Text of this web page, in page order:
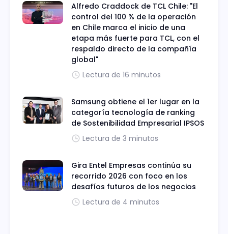
Alfredo Craddock de TCL Chile: "El
control del 100 % de la operación
en Chile marca el inicio de una
etapa más fuerte para TCL, con el
respaldo directo de la compañía
global"
Lectura de 16 minutos
Samsung obtiene el 1er lugar en la
categoría tecnología de ranking
de Sostenibilidad Empresarial IPSOS
Lectura de 3 minutos
Gira Entel Empresas continúa su
recorrido 2026 con foco en los
desafíos futuros de los negocios
Lectura de 4 minutos